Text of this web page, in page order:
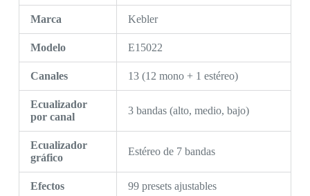
Marca Kebler
Modelo E15022
Canales 13 (12 mono + 1 estéreo)
Ecualizador
por canal
3 bandas (alto, medio, bajo)
Ecualizador
gráfico
Estéreo de 7 bandas
Efectos 99 presets ajustables